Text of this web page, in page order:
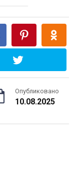
Опубликовано
10.08.2025